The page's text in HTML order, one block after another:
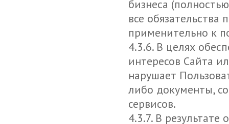
бизнеса
все
применительно к
4.3.6. В целях
интересов Сайта
нарушает
либо документы,
сервисов.
4.3.7. В